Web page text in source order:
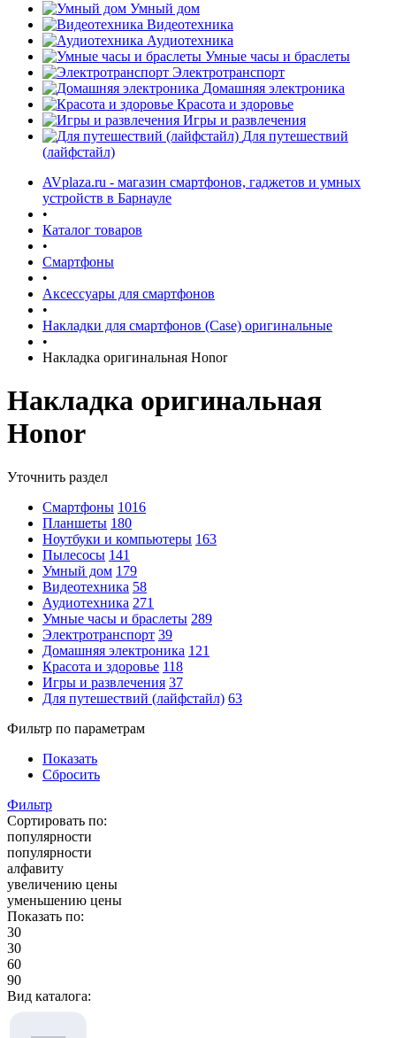
Умный дом
Видеотехника
Аудиотехника
Умные часы и браслеты
Электротранспорт
Домашняя электроника
Красота и здоровье
Игры и развлечения
Для путешествий
(лайфстайл)
AVplaza.ru - магазин смартфонов, гаджетов и умных
устройств в Барнауле
•
Каталог товаров
•
Смартфоны
•
Аксессуары для смартфонов
•
Накладки для смартфонов (Case) оригинальные
•
Накладка оригинальная Honor
Накладка оригинальная
Honor
Уточнить раздел
Смартфоны 1016
Планшеты 180
Ноутбуки и компьютеры 163
Пылесосы 141
Умный дом 179
Видеотехника 58
Аудиотехника 271
Умные часы и браслеты 289
Электротранспорт 39
Домашняя электроника 121
Красота и здоровье 118
Игры и развлечения 37
Для путешествий (лайфстайл) 63
Фильтр по параметрам
Показать
Сбросить
Фильтр
Сортировать по:
популярности
популярности
алфавиту
увеличению цены
уменьшению цены
Показать по:
30
30
60
90
Вид каталога: